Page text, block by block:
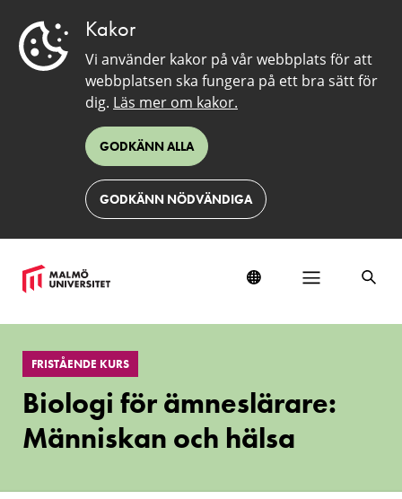
Kakor
Vi använder kakor på vår webbplats för att
webbplatsen ska fungera på ett bra sätt för
dig. Läs mer om kakor.
GODKÄNN ALLA
GODKÄNN NÖDVÄNDIGA
Biologi
för
ämneslärare:
Människan
och
hälsa
FRISTÅENDE KURS
Biologi för ämneslärare:
Människan och hälsa